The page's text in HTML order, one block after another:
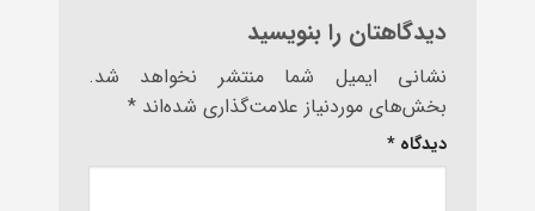
دیدگاهتان را بنویسید
نشانی ایمیل شما منتشر نخواهد شد.
بخش‌های موردنیاز علامت‌گذاری شده‌اند *
دیدگاه *